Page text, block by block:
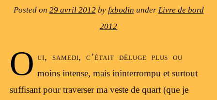
Posted on 29 avril 2012 by fxbodin under Livre de bord
2012
O ui, samedi, c’était déluge plus ou
moins intense, mais ininterrompu et surtout
suffisant pour traverser ma veste de quart (que je